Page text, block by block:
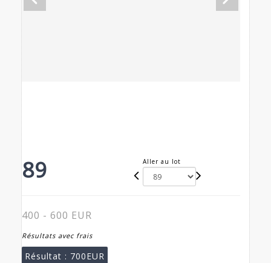
89 Aller au lot
400 - 600 EUR
Résultats avec frais
Résultat : 700EUR